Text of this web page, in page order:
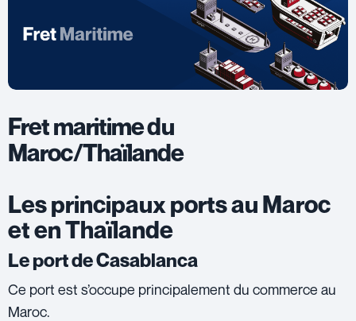
Fret maritime du
Maroc/Thaïlande
Les principaux ports au Maroc
et en Thaïlande
Le port de Casablanca
Ce port est s’occupe principalement du commerce au
Maroc.